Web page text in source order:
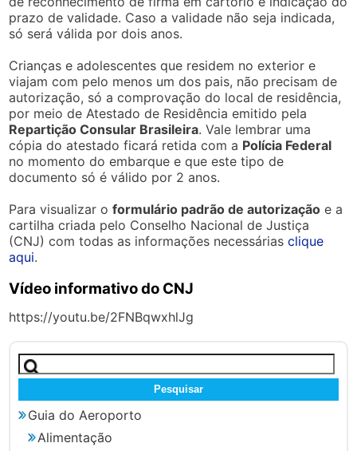
prazo de validade. Caso a validade não seja indicada,
só será válida por dois anos.
Crianças e adolescentes que residem no exterior e
viajam com pelo menos um dos pais, não precisam de
autorização, só a comprovação do local de residência,
por meio de Atestado de Residência emitido pela
Repartição Consular Brasileira. Vale lembrar uma
cópia do atestado ficará retida com a Polícia Federal
no momento do embarque e que este tipo de
documento só é válido por 2 anos.
Para visualizar oformulário padrão de autorização e a
cartilha criada pelo Conselho Nacional de Justiça
(CNJ) com todas as informações necessáriasclique
aqui.
Vídeo informativo do CNJ
https://youtu.be/2FNBqwxhlJg
Pesquisar
por:
Guia do Aeroporto
Alimentação